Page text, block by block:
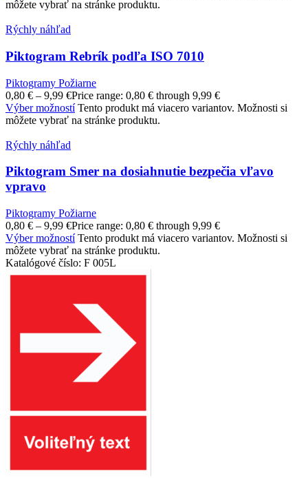
môžete vybrať na stránke produktu.
Rýchly náhľad
Piktogram Rebrík podľa ISO 7010
Piktogramy Požiarne
0,80 € – 9,99 €Price range: 0,80 € through 9,99 €
Výber možností Tento produkt má viacero variantov. Možnosti si
môžete vybrať na stránke produktu.
Rýchly náhľad
Piktogram Smer na dosiahnutie bezpečia vľavo
vpravo
Piktogramy Požiarne
0,80 € – 9,99 €Price range: 0,80 € through 9,99 €
Výber možností Tento produkt má viacero variantov. Možnosti si
môžete vybrať na stránke produktu.
Katalógové číslo: F 005L